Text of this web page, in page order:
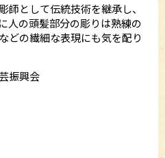
として伝統技術を継承し、
人の頭髪部分の彫りは熟練の
どの繊細な表現にも気を配り
振興会